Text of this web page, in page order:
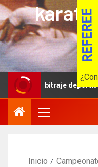
karate
El
deportivo: una
Inicio